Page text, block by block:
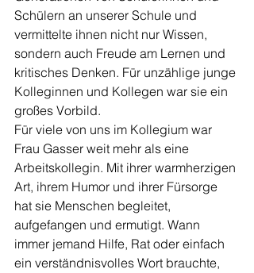
Schülern an unserer Schule und
vermittelte ihnen nicht nur Wissen,
sondern auch Freude am Lernen und
kritisches Denken. Für unzählige junge
Kolleginnen und Kollegen war sie ein
großes Vorbild.
Für viele von uns im Kollegium war
Frau Gasser weit mehr als eine
Arbeitskollegin. Mit ihrer warmherzigen
Art, ihrem Humor und ihrer Fürsorge
hat sie Menschen begleitet,
aufgefangen und ermutigt. Wann
immer jemand Hilfe, Rat oder einfach
ein verständnisvolles Wort brauchte,